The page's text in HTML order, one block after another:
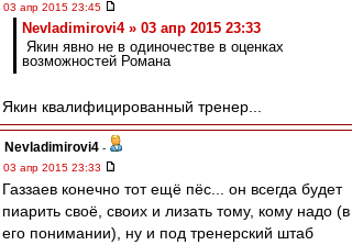
03 апр 2015 23:45
Nevladimirovi4 » 03 апр 2015 23:33
Якин явно не в одиночестве в оценках
возможностей Романа
Якин квалифицированный тренер...
Nevladimirovi4 -
03 апр 2015 23:33
Газзаев конечно тот ещё пёс... он всегда будет
пиарить своё, своих и лизать тому, кому надо (в
его понимании), ну и под тренерский штаб